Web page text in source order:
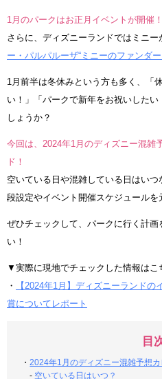
1月のパークはお正月イベントが開催！
さらに、ディズニーランドではミニー
ー・パルパルーザ“ミニーのファンダ
1月前半は冬休みという方も多く、「
い！」「パークで新年をお祝いした
しょうか？
今回は、2024年1月のディズニー混雑
ド！
空いている日や混雑している日はい
段設定やイベント開催スケジュールを
ぜひチェックして、パークに行く計
い！
▼実際に現地でチェックした情報はこ
・
【2024年1月】ディズニーランド
賞についてレポート
目
・2024年1月のディズニー混雑予想カ
- 空いている日はいつ？